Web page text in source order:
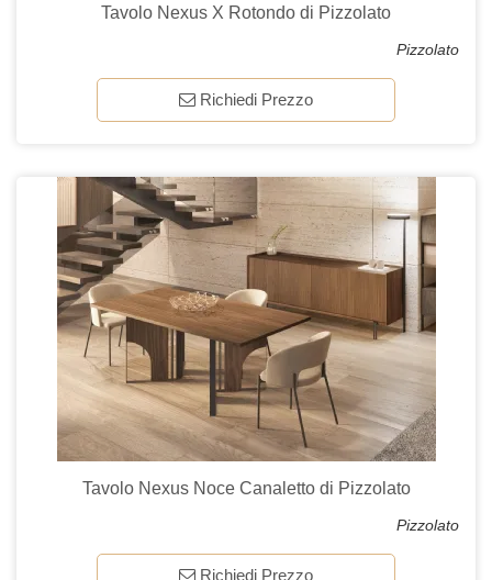
Tavolo Nexus X Rotondo di Pizzolato
Pizzolato
Richiedi Prezzo
Tavolo Nexus Noce Canaletto di Pizzolato
Pizzolato
Richiedi Prezzo